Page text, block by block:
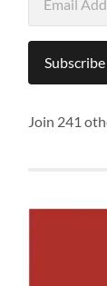
Address
Subscribe
Join 241